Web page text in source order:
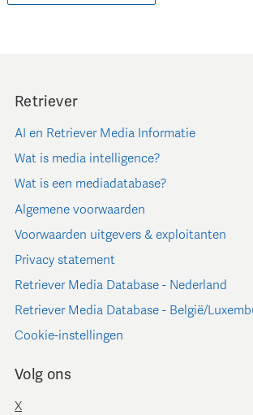
Retriever
AI en Retriever Media Informatie
Wat is media intelligence?
Wat is een mediadatabase?
Algemene voorwaarden
Voorwaarden uitgevers & exploitanten
Privacy statement
Retriever Media Database - Nederland
Retriever Media Database - België/
Cookie-instellingen
Volg ons
X